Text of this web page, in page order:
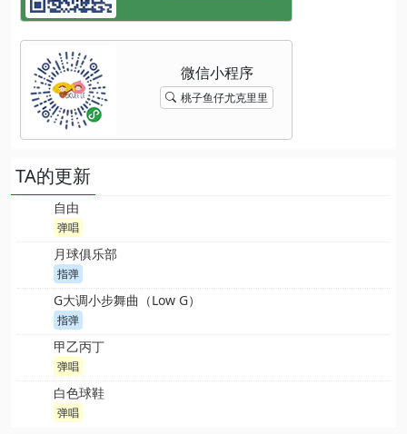
桃子鱼仔尤克里里
TA的更新
自由
弹唱
月球俱乐部
指弹
G大调小步舞曲（Low G）
指弹
甲乙丙丁
弹唱
白色球鞋
弹唱